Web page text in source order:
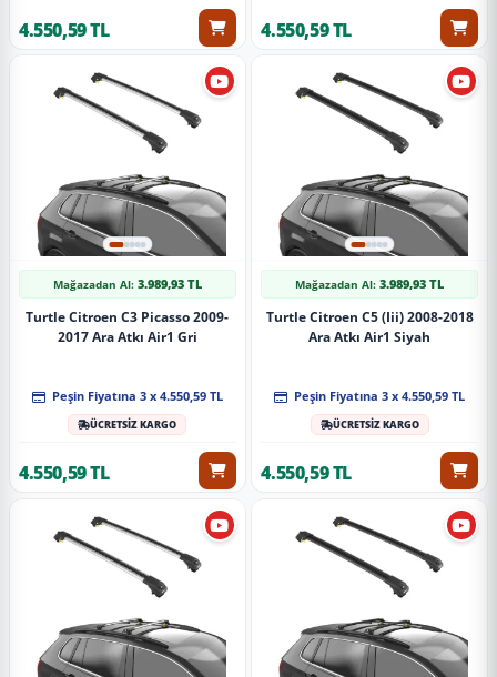
4.550,59 TL 4.550,59 TL
Mağazadan Al: 3.989,93 TL
Turtle Citroen C3 Picasso 2009-
2017 Ara Atkı Air1 Gri
Peşin Fiyatına 3 x 4.550,59 TL
ÜCRETSİZ KARGO
4.550,59 TL
Mağazadan Al:3.989,93 TL
Turtle Citroen C5 (Iii) 2008-2018
Ara Atkı Air1 Siyah
Peşin Fiyatına 3 x 4.550,59 TL
ÜCRETSİZ KARGO
4.550,59 TL